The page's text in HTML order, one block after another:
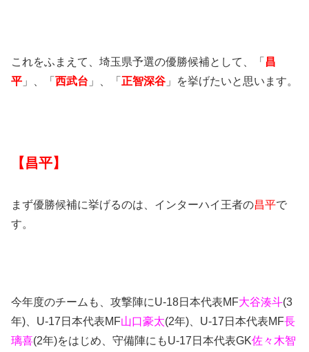
これをふまえて、埼玉県予選の優勝候補として、「 昌
平 」、「 西武台 」、「 正智深谷 」を挙げたいと思います。
【昌平】
まず優勝候補に挙げるのは、インターハイ王者の昌平で
す。
今年度のチームも、攻撃陣にU-18日本代表MF大谷湊斗(3
年)、U-17日本代表MF山口豪太(2年)、U-17日本代表MF長
璃喜(2年)をはじめ、守備陣にもU-17日本代表GK佐々木智